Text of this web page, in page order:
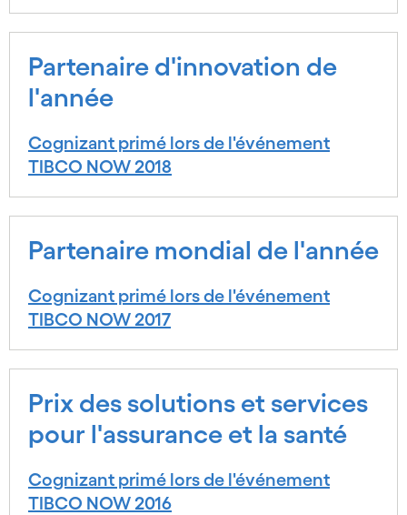
Partenaire d'innovation de
l'année
Cognizant primé lors de l'événement
TIBCO NOW 2018
Partenaire mondial de l'année
Cognizant primé lors de l'événement
TIBCO NOW 2017
Prix des solutions et services
pour l'assurance et la santé
Cognizant primé lors de l'événement
TIBCO NOW 2016